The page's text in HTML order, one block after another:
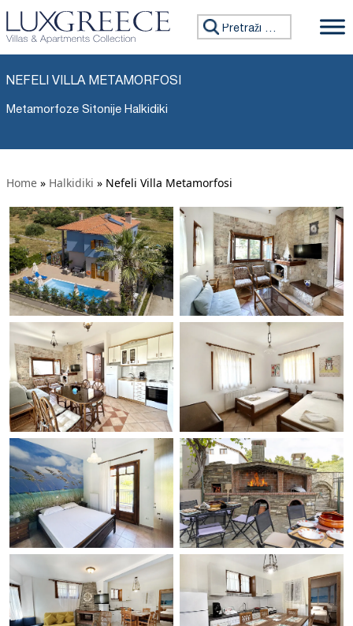
Tražiti:
NEFELI VILLA METAMORFOSI
Metamorfoze Sitonije Halkidiki
Home » Halkidiki » Nefeli Villa Metamorfosi